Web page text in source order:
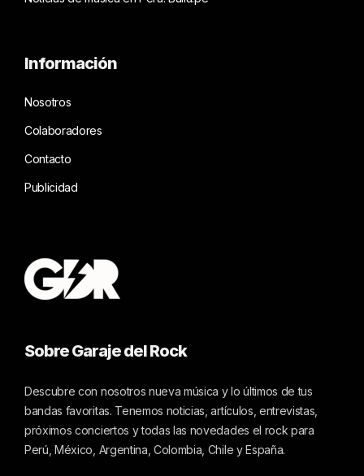
Información
Nosotros
Colaboradores
Contacto
Publicidad
Sobre Garaje del Rock
Descubre con nosotros nueva música y lo últimos de tus
bandas favoritas. Tenemos noticias, artículos, entrevistas,
próximos conciertos y todas las novedades el rock para
Perú, México, Argentina, Colombia, Chile y España.